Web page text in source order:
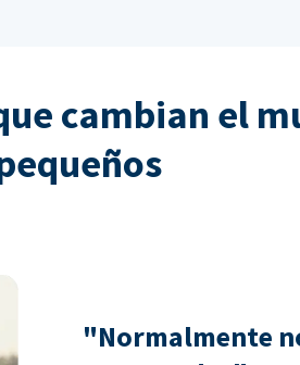
cambian el
"Normalmente